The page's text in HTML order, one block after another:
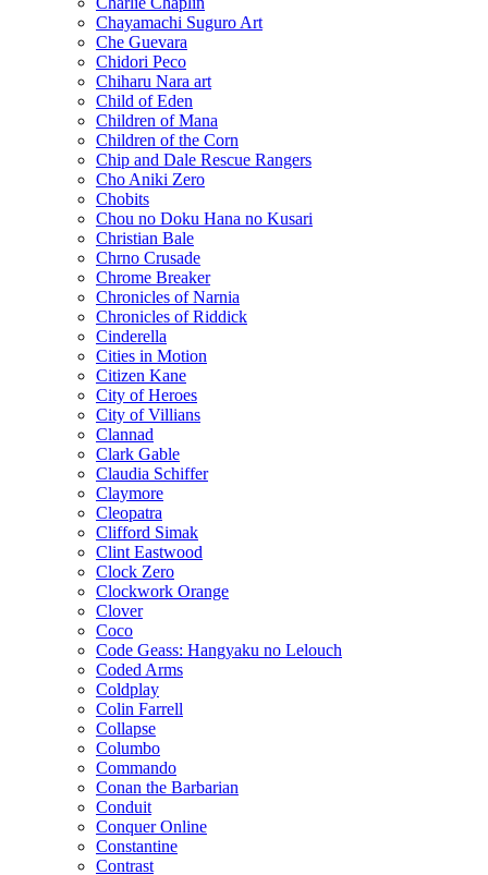
Chayamachi Suguro Art
Che Guevara
Chidori Peco
Chiharu Nara art
Child of Eden
Children of Mana
Children of the Corn
Chip and Dale Rescue Rangers
Cho Aniki Zero
Chobits
Chou no Doku Hana no Kusari
Christian Bale
Chrno Crusade
Chrome Breaker
Chronicles of Narnia
Chronicles of Riddick
Cinderella
Cities in Motion
Citizen Kane
City of Heroes
City of Villians
Clannad
Clark Gable
Claudia Schiffer
Claymore
Cleopatra
Clifford Simak
Clint Eastwood
Clock Zero
Clockwork Orange
Clover
Coco
Code Geass: Hangyaku no Lelouch
Coded Arms
Coldplay
Colin Farrell
Collapse
Columbo
Commando
Conan the Barbarian
Conduit
Conquer Online
Constantine
Contrast